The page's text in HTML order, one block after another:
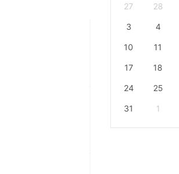
27 28
3 4
10 11
17 18
24 25
31 1